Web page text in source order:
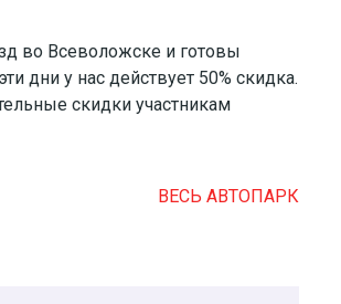
во Всеволожске и готовы
дни у нас действует 50% скидка.
скидки участникам
ВЕСЬ АВТОПАРК